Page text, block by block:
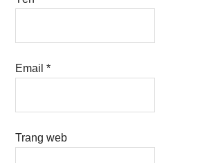
Email*
Trang web